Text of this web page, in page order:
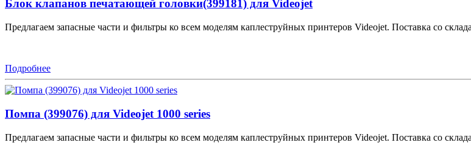
Блок клапанов печатающей головки(399181) для Videojet
Предлагаем запасные части и фильтры ко всем моделям каплеструйных принтеров Videojet. Поставка со
Подробнее
Помпа (399076) для Videojet 1000 series
Предлагаем запасные части и фильтры ко всем моделям каплеструйных принтеров Videojet. Поставка со